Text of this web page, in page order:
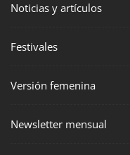
Noticias y artículos
Festivales
Versión femenina
Newsletter mensual